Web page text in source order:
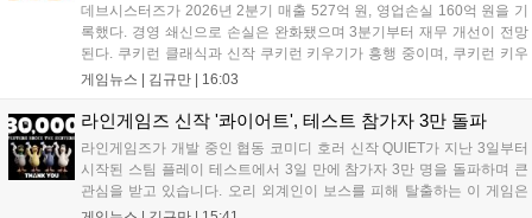
데브시스터즈가 2026년 2분기 매출 527억 원, 영업손실 160억 원을 기
록했다. 경영 쇄신으로 손실은 완화됐으며 3분기부터 재무 개선이 전망
된다. 쿠키런 클래식과 신작 쿠키런 키우기가 흥행 중이며, 쿠키런 키우
기는 13일 첫 업데이트를 시작으로 2주 간격의 콘텐츠를 제공한다. 또한
이다. 회사는 비용 효율화와 신작 흥행을 통해 하반기 실적 턴어라운드
게임뉴스 | 김규만 | 16:03
라인게임즈 신작 '콰이어트', 테스트 참가자 3만 돌파
라인게임즈가 개발 중인 협동 코미디 호러 신작 QUIET가 지난 3일부터
시작된 스팀 플레이 테스트에서 3일 만에 참가자 3만 명을 돌파하며 큰
관심을 받고 있습니다. 오리 외계인이 보스를 피해 탈출하는 이 게임은
최대 4인 협동을 지원하며, 소음 관리와 물리 법칙을 활용한 전략적 플레